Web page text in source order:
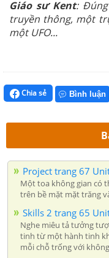
Giáo sư Kent:
truyền thông, một
một UFO...
Chia sẻ Bình luận
Project trang 67
Một toa không gian có
trên bề mặt mặt trăng
Skills 2 trang 65
Nghe miêu tả tưởng
tinh từ một hành tinh
mỗi chỗ trống với